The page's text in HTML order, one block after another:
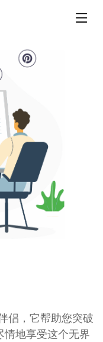
侣，它帮助您突破
地享受这个无界